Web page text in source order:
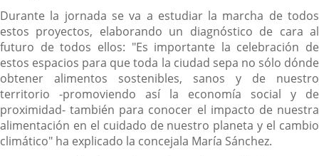
Durante la jornada se va a estudiar la marcha de todos
estos proyectos, elaborando un diagnóstico de cara al
futuro de todos ellos: "Es importante la celebración de
estos espacios para que toda la ciudad sepa no sólo dónde
obtener alimentos sostenibles, sanos y de nuestro
territorio -promoviendo así la economía social y de
proximidad- también para conocer el impacto de nuestra
alimentación en el cuidado de nuestro planeta y el cambio
climático" ha explicado la concejala María Sánchez.